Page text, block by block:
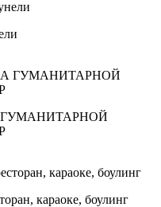
ГУМАНИТАРНОЙ
караоке, боулинг